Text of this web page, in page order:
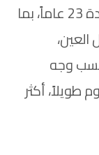
لقد ركزت على مجال جراحة العيون لمدة 23 عاماً، بما
نسب وجه
طويلاً، أكثر